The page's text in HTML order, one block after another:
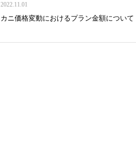
2022.11.01
カニ価格変動におけるプラン金額について